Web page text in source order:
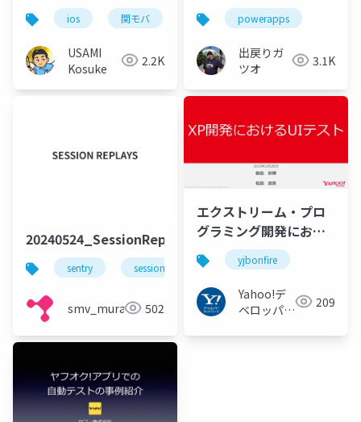
ios 関モバ
USAMI
Kosuke
2.2K
powerapps
出戻りガ
ツオ
3.1K
20240524_SessionReplays
sentry session replay debugging
smv_murakami502
エクストリーム・プロ
グラミング開発におけ
るUIテスト #yjbonfire
yjbonfire
Yahoo!デ
ベロッパー
ク
209